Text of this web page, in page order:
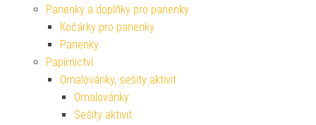
Panenky a doplňky pro panenky
Kočárky pro panenky
Panenky
Papírnictví
Omalovánky, sešity aktivit
Omalovánky
Sešity aktivit